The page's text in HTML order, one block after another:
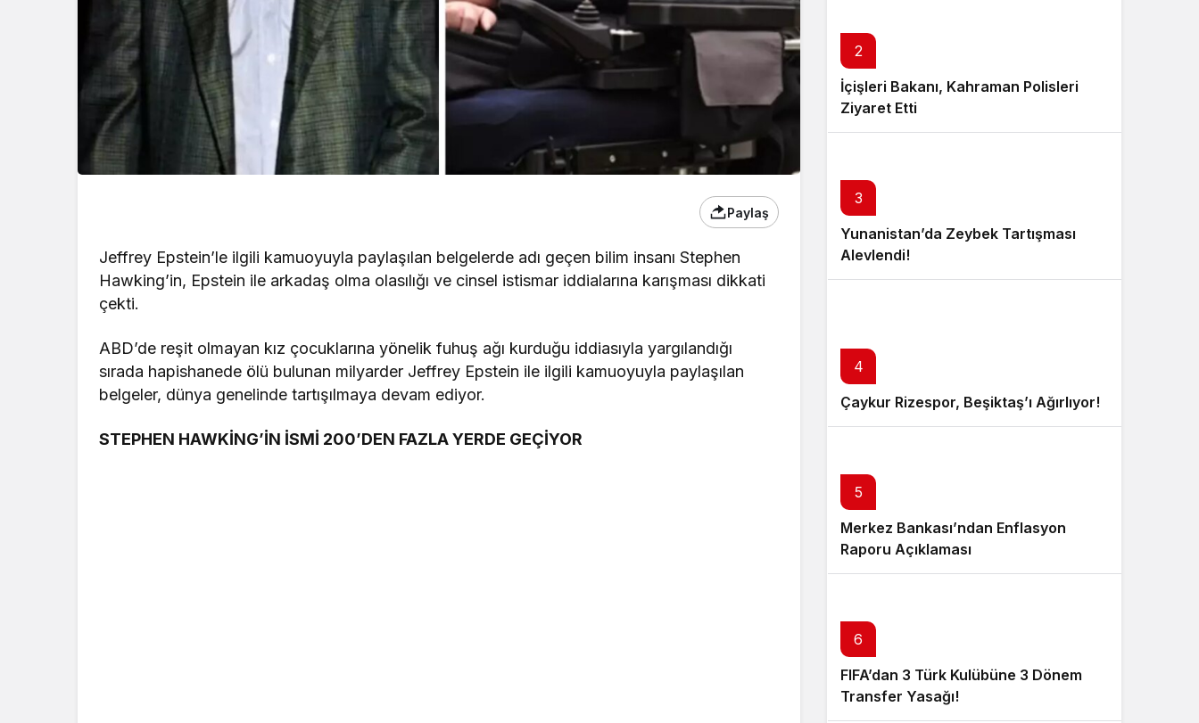
Paylaş
Jeffrey Epstein’le ilgili kamuoyuyla paylaşılan belgelerde adı geçen bilim insanı Stephen
Hawking’in, Epstein ile arkadaş olma olasılığı ve cinsel istismar iddialarına karışması dikkati
çekti.
ABD’de reşit olmayan kız çocuklarına yönelik fuhuş ağı kurduğu iddiasıyla yargılandığı
sırada hapishanede ölü bulunan milyarder Jeffrey Epstein ile ilgili kamuoyuyla paylaşılan
belgeler, dünya genelinde tartışılmaya devam ediyor.
STEPHEN HAWKİNG’İN İSMİ 200’DEN FAZLA YERDE GEÇİYOR
2
İçişleri Bakanı, Kahraman Polisleri
Ziyaret Etti
3
Yunanistan’da Zeybek Tartışması
Alevlendi!
4
Çaykur Rizespor, Beşiktaş’ı Ağırlıyor!
5
Merkez Bankası’ndan Enflasyon
Raporu Açıklaması
6
FIFA’dan 3 Türk Kulübüne 3 Dönem
Transfer Yasağı!